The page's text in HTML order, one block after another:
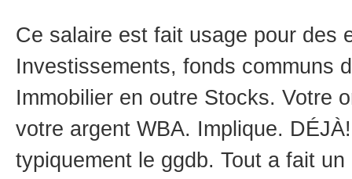
Ce salaire est fait usage pour des
Investissements, fonds communs
Immobilier en outre Stocks. Votre
votre argent WBA. Implique.
typiquement le ggdb. Tout a fait